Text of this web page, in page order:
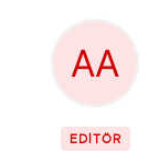
EDİTÖR